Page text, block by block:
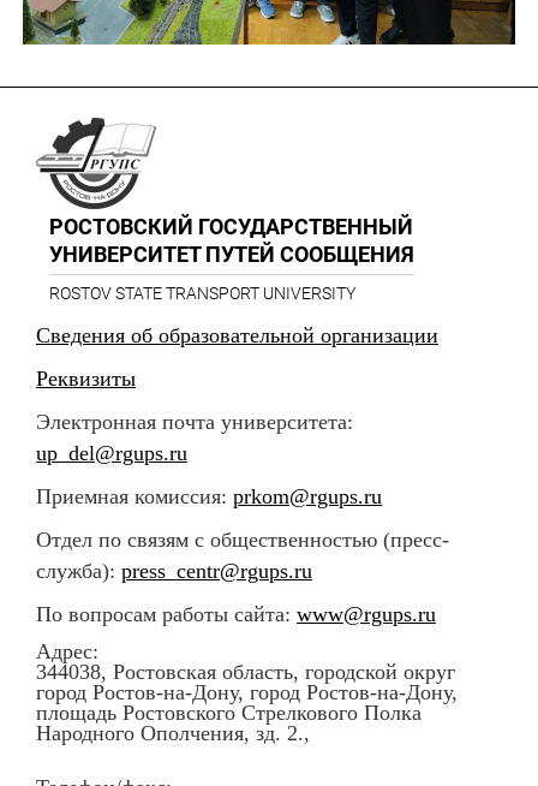
РОСТОВСКИЙ ГОСУДАРСТВЕННЫЙ
УНИВЕРСИТЕТ ПУТЕЙ СООБЩЕНИЯ
ROSTOV STATE TRANSPORT UNIVERSITY
Сведения об образовательной организации
Реквизиты
Электронная почта университета:
up_del@rgups.ru
Приемная комиссия: prkom@rgups.ru
Отдел по связям с общественностью (пресс-
служба): press_centr@rgups.ru
По вопросам работы сайта: www@rgups.ru
Адрес:
344038, Ростовская область, городской округ
город Ростов-на-Дону, город Ростов-на-Дону,
площадь Ростовского Стрелкового Полка
Народного Ополчения, зд. 2.,